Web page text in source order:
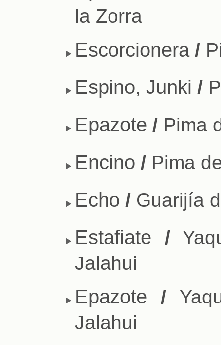
la Zorra
Escorcionera /
Espino, Junki /
Epazote / Pima
Encino / Pima
Echo / Guarijía
Estafiate
/
Jalahui
Epazote
/
Jalahui